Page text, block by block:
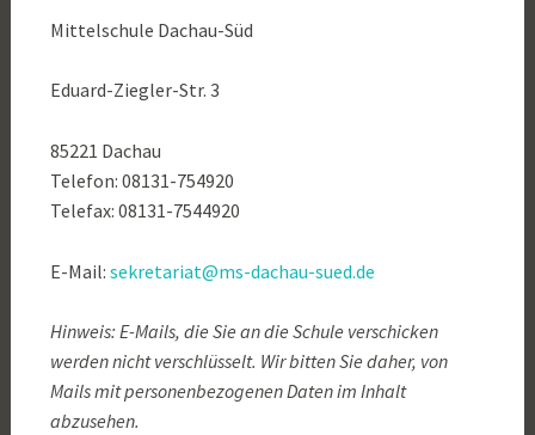
Mittelschule Dachau-Süd
Eduard-Ziegler-Str. 3
85221 Dachau
Telefon: 08131-754920
Telefax: 08131-7544920
E-Mail: sekretariat@ms-dachau-sued.de
Hinweis: E-Mails, die Sie an die Schule verschicken
werden nicht verschlüsselt. Wir bitten Sie daher, von
Mails mit personenbezogenen Daten im Inhalt
abzusehen.